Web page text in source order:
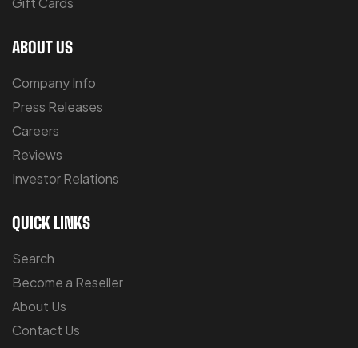
ABOUT US
Company Info
Press Releases
Careers
Reviews
Investor Relations
QUICK LINKS
Search
Become a Reseller
About Us
Contact Us